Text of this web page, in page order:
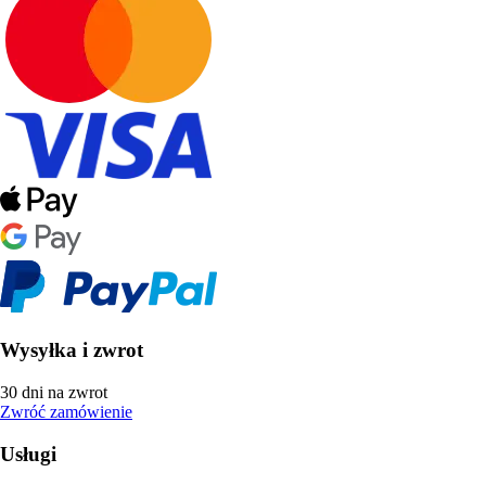
Wysyłka i zwrot
30 dni na zwrot
Zwróć zamówienie
Usługi